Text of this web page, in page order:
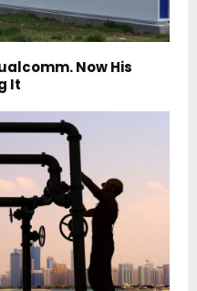
Now His
It